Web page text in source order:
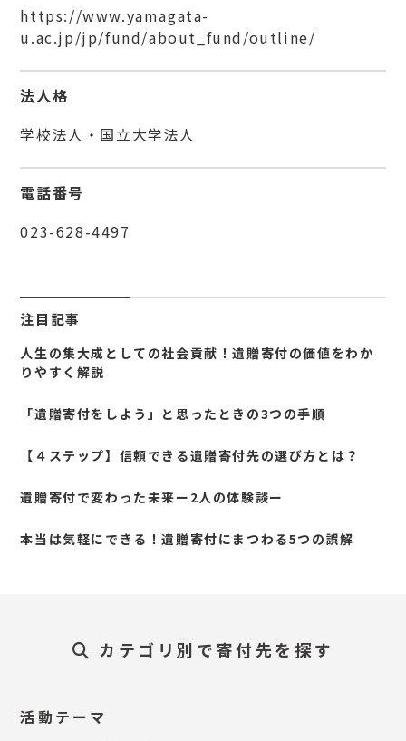
https://www.yamagata-
u.ac.jp/jp/fund/about_fund/outline/
法人格
学校法人・国立大学法人
電話番号
023-628-4497
注目記事
人生の集大成としての社会貢献！遺贈寄付の価値をわか
りやすく解説
「遺贈寄付をしよう」と思ったときの3つの手順
【４ステップ】信頼できる遺贈寄付先の選び方とは？
遺贈寄付で変わった未来ー2人の体験談ー
本当は気軽にできる！遺贈寄付にまつわる5つの誤解
カテゴリ別で寄付先を探す
活動テーマ